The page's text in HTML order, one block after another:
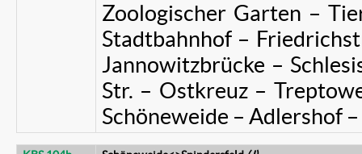
Zoologischer Garten –
Stadtbahnhof –
Jannowitzbrücke –
Str. – Ostkreuz –
Schöneweide – Adlershof